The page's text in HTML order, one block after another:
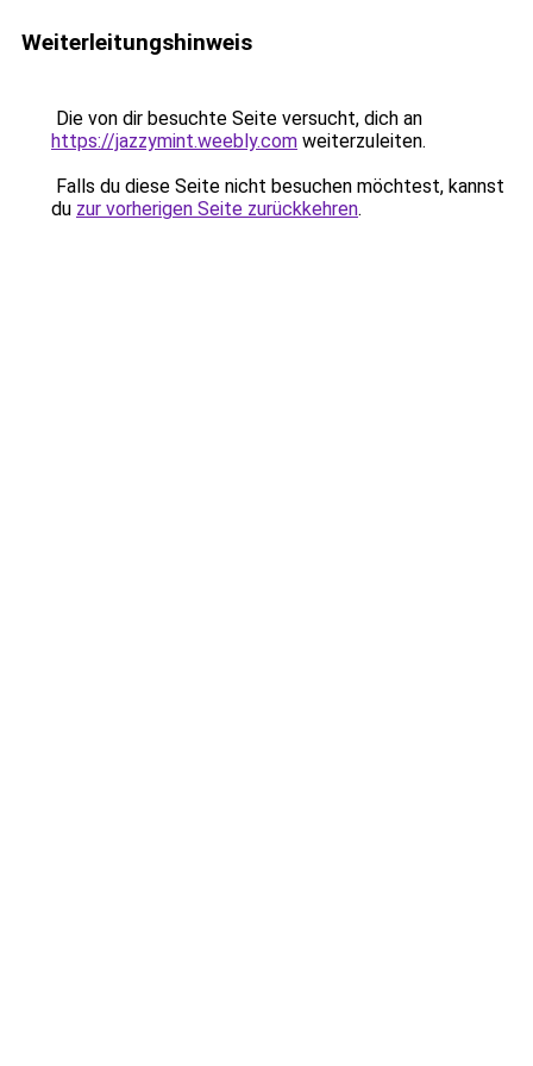
Weiterleitungshinweis
Die von dir besuchte Seite versucht, dich an
https://jazzymint.weebly.com weiterzuleiten.
Falls du diese Seite nicht besuchen möchtest, kannst
du zur vorherigen Seite zurückkehren.